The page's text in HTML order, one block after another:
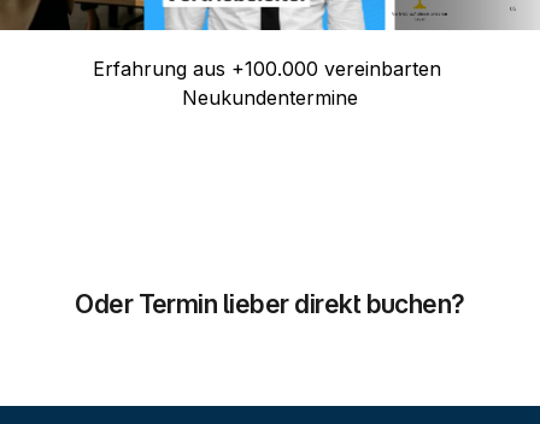
Erfahrung aus +100.000 vereinbarten
Neukundentermine
Oder Termin lieber direkt buchen?